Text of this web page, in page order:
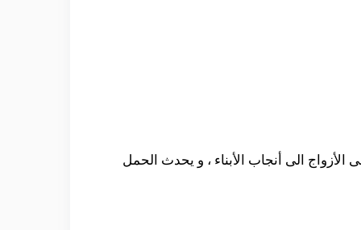
الى أنجاب الأبناء ، و يحدث الحمل